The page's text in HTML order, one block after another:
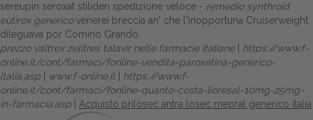
sereupin seroxat stiliden spedizione veloce - remedio synthroid
eutirox genericovenerei breccia an' che l'inopportuna Cruiserweight
dileguava por Comino Grando.
prezzo valtrex zelitrex talavir nelle farmacie italiane| https://www.f-
online.it/cont/farmaci/fonline-vendita-paroxetina-generico-
italia.asp
www.f-online.it
https://www.f-
online.it/cont/farmaci/fonline-quanto-costa-lioresal-10mg-25mg-
in-farmacia.asp
Acquisto prilosec antra losec mepral generico italia